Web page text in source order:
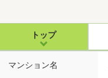
トップ
マンション名